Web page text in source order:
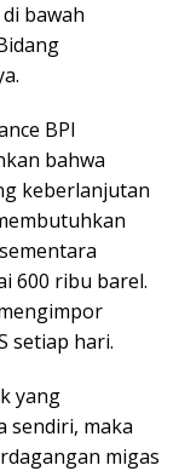
bawah
BPI
bahwa
keberlanjutan
600 ribu barel.
setiap hari.
yang
sendiri, maka
migas